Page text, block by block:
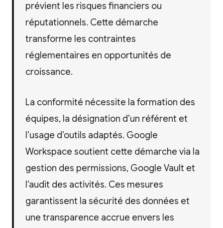
prévient les risques financiers ou
réputationnels. Cette démarche
transforme les contraintes
réglementaires en opportunités de
croissance.
La conformité nécessite la formation des
équipes, la désignation d’un référent et
l’usage d’outils adaptés. Google
Workspace soutient cette démarche via la
gestion des permissions, Google Vault et
l’audit des activités. Ces mesures
garantissent la sécurité des données et
une transparence accrue envers les